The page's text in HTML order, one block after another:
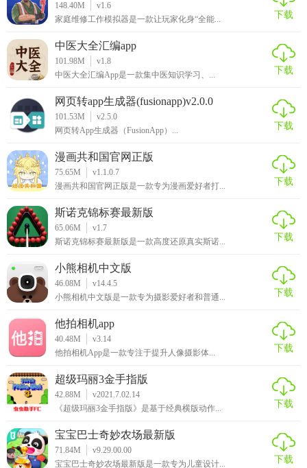
148.40M
v1.6
家庭维修工作模拟器是一款让玩家化身“全能...
下载
中医大全汇编app
101.98M
v1.8
中医大全汇编App是一款集中医知识学习、...
下载
网页转app生成器(fusionapp)v2.0.0
101.53M
v2.5.0
网页转App生成器（FusionApp）...
下载
漫画共和国官网正版
75.65M
v1.1.0.7
漫画共和国官网正版是一款专为漫画爱好者打...
下载
斯诺克锦标赛最新版
65.06M
v1.7
斯诺克锦标赛最新版是一款高度还原真实斯诺...
下载
小熊相机中文版
46.08M
v14.4.5
小熊相机中文版是一款专为摄影爱好者和普通...
下载
他拍相机app
40.48M
v3.14
他拍相机App是一款专注于提升人像摄影体...
下载
超级玛丽3金手指版
42.88M
v2021.7.02.14
《超级玛丽3金手指版》是基于经典横版动作...
下载
宝宝巴士奇妙农场最新版
71.84M
v9.29.00.00
宝宝巴士奇妙农场最新版是一款专为儿童设计...
下载